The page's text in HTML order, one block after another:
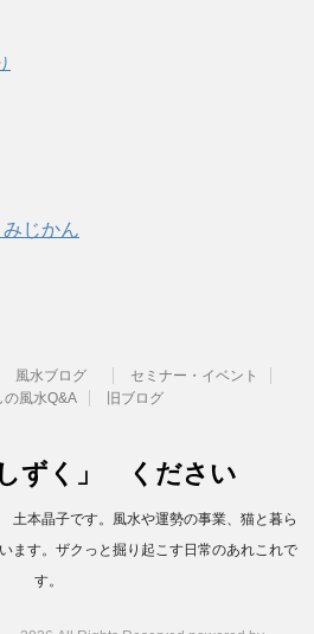
じかん
風水ブログ
セミナー・イベント
の風水Q&A
旧ブログ
しずく」 ください
本晶子です。風水や運勢の事業、猫と暮ら
ます。ザクっと掘り起こす日常のあれこれで
す。